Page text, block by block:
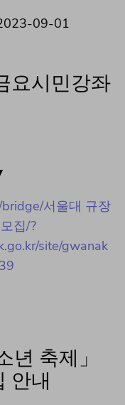
09-01
요시민강좌
서울대 규장
집/?
site/gwanak
년 축제」
안내